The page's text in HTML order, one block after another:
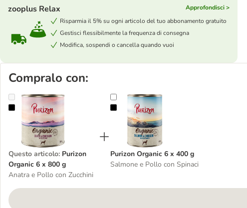
zooplus Relax
Approfondisci >
Risparmia il 5% su ogni articolo del tuo abbonamento gratuito
Gestisci flessibilmente la frequenza di consegna
Modifica, sospendi o cancella quando vuoi
Compralo con:
Purizon Organic 6 x 800 g
Questo articolo: Purizon
Organic 6 x 800 g
Anatra e Pollo con Zucchini
Purizon Organic 6 x 400 g
Purizon Organic 6 x 400 g
Salmone e Pollo con Spinaci